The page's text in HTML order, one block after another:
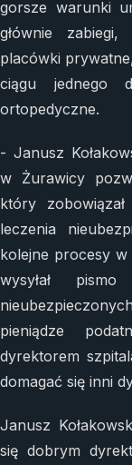
gorsze warunki
głównie
placówki
ciągu jednego
ortopedyczne.
- Janusz
w Żurawicy
który
leczenia
kolejne procesy
wysyłał
pieniądze
dyrektorem
domagać się inni
Janusz
się dobrym